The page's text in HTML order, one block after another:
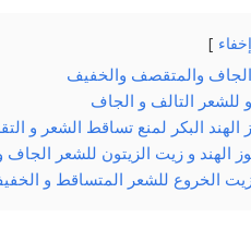
إخفاء
والمتقصف والخفيف
للشعر التالف و الجاف
البكر لمنع تساقط الشعر و
الهند و زيت الزيتون للشعر
زيت الخروع للشعر المتساقط و